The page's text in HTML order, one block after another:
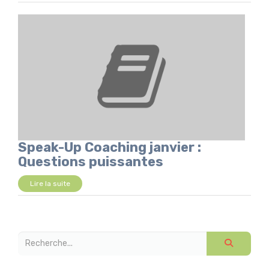
Speak-Up Coaching janvier :
Questions puissantes
Lire la suite